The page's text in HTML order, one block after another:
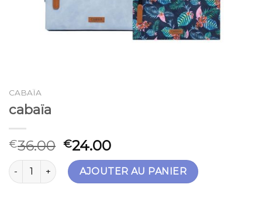
CABAÏA
cabaïa
€36.00 €24.00
quantité de cabaïaAJOUTER AU PANIER